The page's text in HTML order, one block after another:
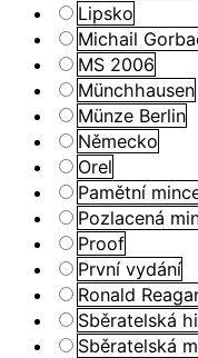
Lipsko
Michail
MS 2006
Münchhausen
Münze Berlin
Německo
Orel
Pamětní
Pozlacená
Proof
První vydání
Ronald
Sběratelská
Sběratelská